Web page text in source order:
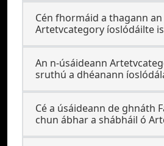
Cén fhormáid a thagann
Artetvcategory íoslódáilte
An n-úsáideann
sruthú a dhéanann
Cé a úsáideann de ghnáth
chun ábhar a shábháil ó